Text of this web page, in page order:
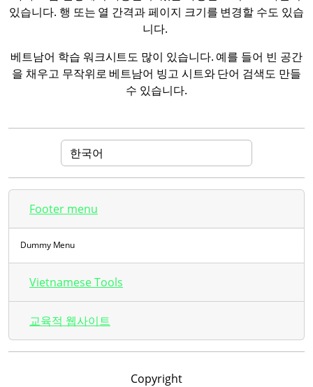
있습니다. 행 또는 열 간격과 페이지 크기를 변경할 수도 있습
니다.
베트남어 학습 워크시트도 많이 있습니다. 예를 들어 빈 공간
을 채우고 무작위로 베트남어 빙고 시트와 단어 검색도 만들
수 있습니다.
Footer menu
Dummy Menu
Vietnamese Tools
교육적 웹사이트
Copyright